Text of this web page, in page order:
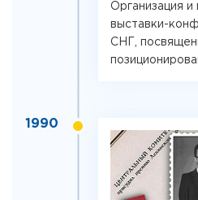
Организация и
выставки-
СНГ,
1990